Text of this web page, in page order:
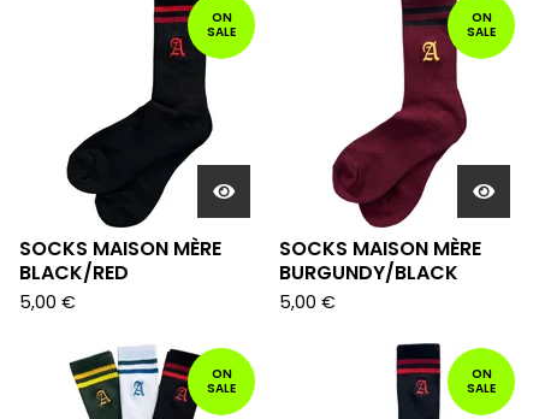
ON
SALE
SOCKS MAISON MÈRE
BLACK/RED
5,00 €
ON
SALE
SOCKS MAISON MÈRE
BURGUNDY/BLACK
5,00 €
ON
SALE
ON
SALE